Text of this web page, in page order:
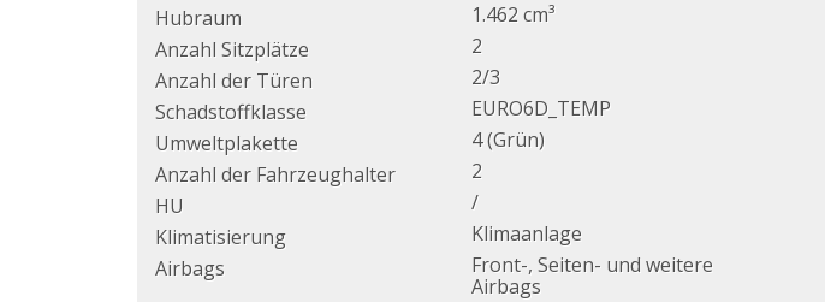
Hubraum
1.462 cm³
Anzahl Sitzplätze
2
Anzahl der Türen
2/3
Schadstoffklasse
EURO6D_TEMP
Umweltplakette
4 (Grün)
Anzahl der Fahrzeughalter
2
HU
/
Klimatisierung
Klimaanlage
Airbags
Front-, Seiten- und weitere
Airbags